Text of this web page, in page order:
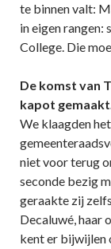
te binnen valt:
in eigen rangen:
College. Die
De komst van
kapot
We klaagden
niet voor terug
seconde bezig
geraakte zij
Decaluwé, haar
kent er bijwijlen